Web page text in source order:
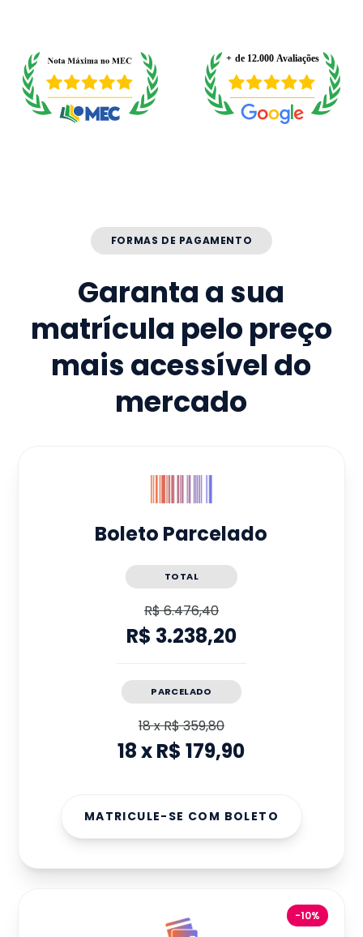
FORMAS DE PAGAMENTO
Garanta a sua
matrícula pelo preço
mais acessível do
mercado
Boleto Parcelado
TOTAL
R$ 6.476,40
R$ 3.238,20
PARCELADO
18xR$ 359,80
18xR$ 179,90
MATRICULE-SE COM BOLETO
-10%